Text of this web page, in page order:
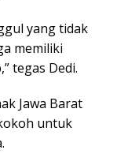
yang tidak
memiliki
tegas Dedi.
Jawa Barat
untuk